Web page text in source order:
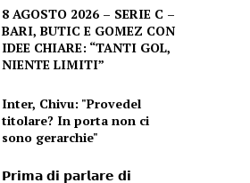
8 AGOSTO 2026 – SERIE C –
BARI, BUTIC E GOMEZ CON
IDEE CHIARE: “TANTI GOL,
NIENTE LIMITI”
Inter, Chivu: "Provedel
titolare? In porta non ci
sono gerarchie"
𝗣𝗿𝗶𝗺𝗮 𝗱𝗶 𝗽𝗮𝗿𝗹𝗮𝗿𝗲 𝗱𝗶